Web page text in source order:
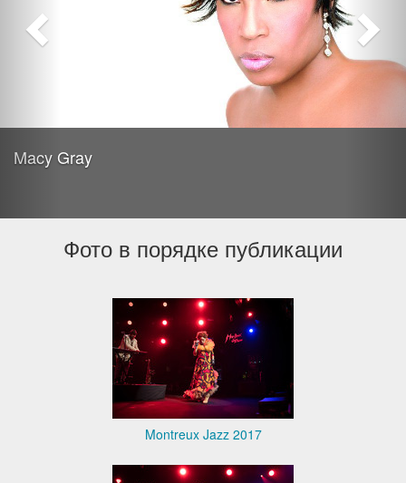
Macy Gray
Фото в порядке публикации
Montreux Jazz 2017